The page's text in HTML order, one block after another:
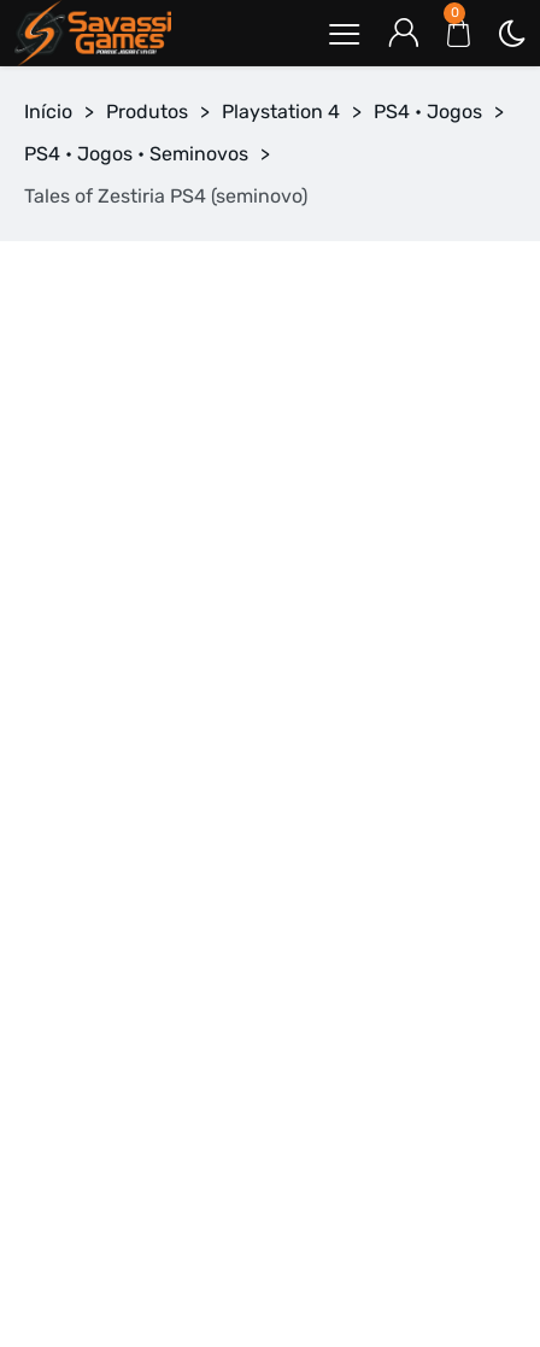
0
Início > Produtos > Playstation 4 > PS4 • Jogos >
PS4 • Jogos • Seminovos >
Tales of Zestiria PS4 (seminovo)